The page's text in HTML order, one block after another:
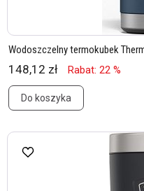
Wodoszczelny termokubek
148,12 zł Rabat: 22 %
Do koszyka